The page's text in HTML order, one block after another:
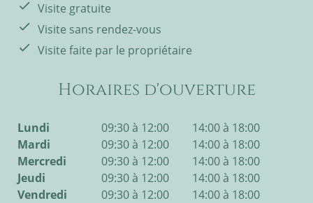
Visite gratuite
Visite sans rendez-vous
Visite faite par le propriétaire
Horaires d'ouverture
Lundi 09:30 à 12:00
14:00 à 18:00
Mardi
09:30 à 12:00
14:00 à 18:00
Mercredi
09:30 à 12:00
14:00 à 18:00
Jeudi
09:30 à 12:00
14:00 à 18:00
Vendredi
09:30 à 12:00
14:00 à 18:00